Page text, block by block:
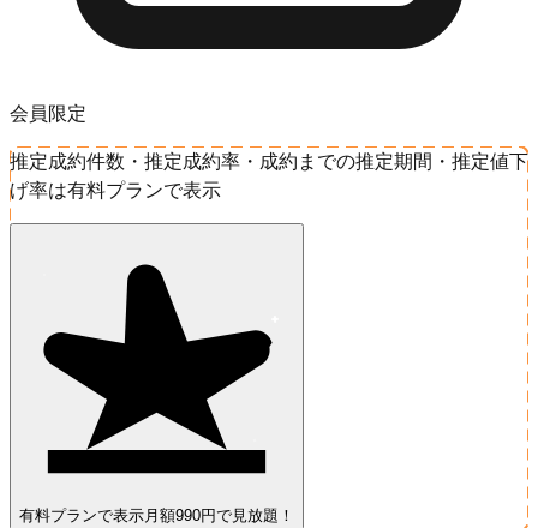
会員限定
推定成約件数・推定成約率・成約までの推定期間・推定値下
げ率は有料プランで表示
有料プランで表示 月額990円で見放題！